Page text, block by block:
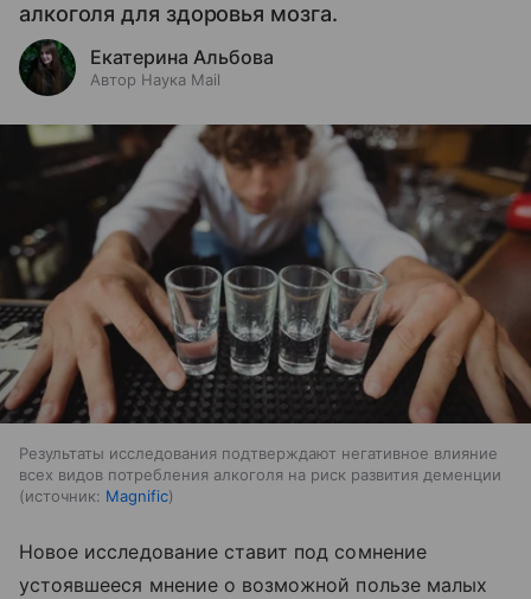
алкоголя для здоровья мозга.
Екатерина Альбова
Автор Наука Mail
Результаты исследования подтверждают негативное влияние
всех видов потребления алкоголя на риск развития деменции
источник: Magnific
Новое исследование ставит под сомнение
устоявшееся мнение о возможной пользе малых